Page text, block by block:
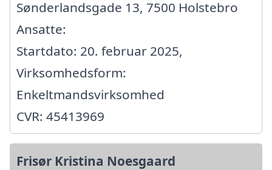
Sønderlandsgade 13, 7500 Holstebro
Ansatte:
Startdato: 20. februar 2025,
Virksomhedsform:
Enkeltmandsvirksomhed
CVR: 45413969
Frisør Kristina Noesgaard